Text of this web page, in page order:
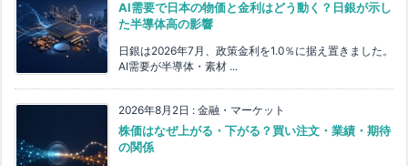
AI需要で日本の物価と金利はどう動く？日銀が示し
た半導体高の影響
日銀は2026年7月、政策金利を1.0％に据え置きました。
AI需要が半導体・素材 ...
2026年8月2日 : 金融・マーケット
株価はなぜ上がる・下がる？買い注文・業績・期待
の関係